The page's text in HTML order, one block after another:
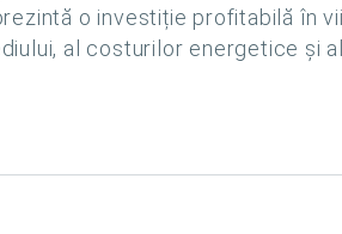
o investiție profitabilă în
al costurilor energetice și